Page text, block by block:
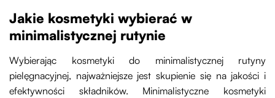
Jakie kosmetyki wybierać w
minimalistycznej rutynie
Wybierając kosmetyki do minimalistycznej rutyny
pielęgnacyjnej, najważniejsze jest skupienie się na jakości i
efektywności składników. Minimalistyczne kosmetyki